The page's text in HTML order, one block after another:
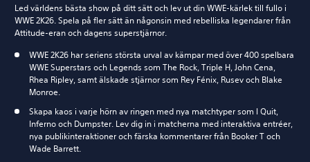
Led världens bästa show på ditt sätt och lev ut din WWE-kärlek till fullo i
WWE 2K26. Spela på fler sätt än någonsin med rebelliska legendarer från
Attitude-eran och dagens superstjärnor.
WWE 2K26 har seriens största urval av kämpar med över 400 spelbara
WWE Superstars och Legends som The Rock, Triple H, John Cena,
Rhea Ripley, samt älskade stjärnor som Rey Fénix, Rusev och Blake
Monroe.
Skapa kaos i varje hörn av ringen med nya matchtyper som I Quit,
Inferno och Dumpster. Lev dig in i matcherna med interaktiva entréer,
nya publikinteraktioner och färska kommentarer från Booker T och
Wade Barrett.